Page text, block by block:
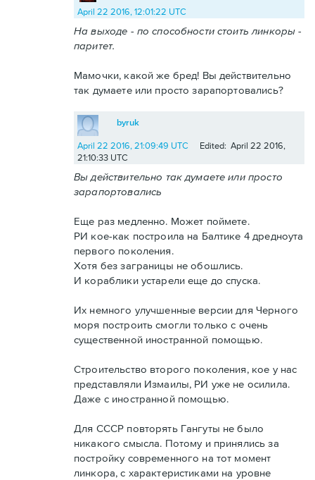
April 22 2016, 12:01:22 UTC
На выходе - по способности стоить линкоры -
паритет.
Мамочки, какой же бред! Вы действительно
так думаете или просто зарапортовались?
byruk
April 22 2016, 21:09:49 UTC
Edited: April 22 2016,
21:10:33 UTC
Вы действительно так думаете или просто
зарапортовались
Еще раз медленно. Может поймете.
РИ кое-как построила на Балтике 4 дредноута
первого поколения.
Хотя без заграницы не обошлись.
И кораблики устарели еще до спуска.
Их немного улучшенные версии для Черного
моря построить смогли только с очень
существенной иностранной помощью.
Строительство второго поколения, кое у нас
представляли Измаилы, РИ уже не осилила.
Даже с иностранной помощью.
Для СССР повторять Гангуты не было
никакого смысла. Потому и принялись за
постройку современного на тот момент
линкора, с характеристиками на уровне